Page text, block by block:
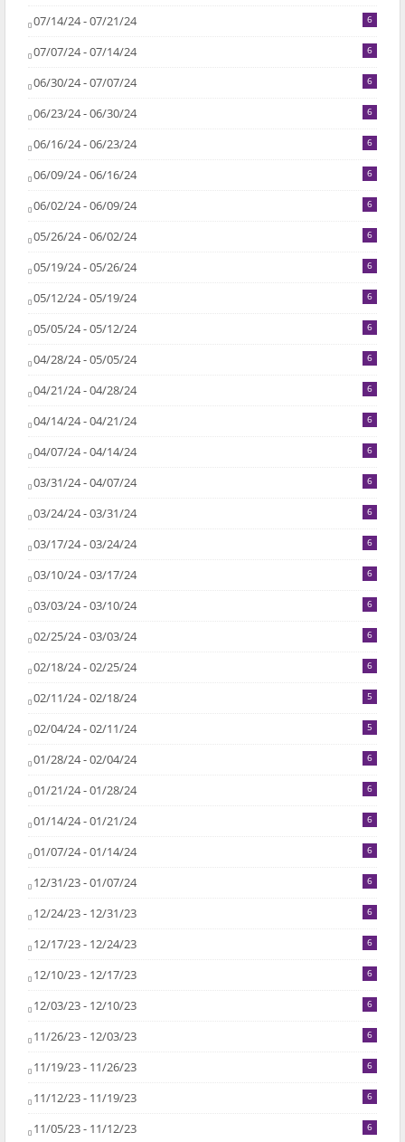
07/14/24 - 07/21/24 6
07/07/24 - 07/14/24 6
06/30/24 - 07/07/24 6
06/23/24 - 06/30/24 6
06/16/24 - 06/23/24 6
06/09/24 - 06/16/24 6
06/02/24 - 06/09/24 6
05/26/24 - 06/02/24 6
05/19/24 - 05/26/24 6
05/12/24 - 05/19/24 6
05/05/24 - 05/12/24 6
04/28/24 - 05/05/24 6
04/21/24 - 04/28/24 6
04/14/24 - 04/21/24 6
04/07/24 - 04/14/24 6
03/31/24 - 04/07/24 6
03/24/24 - 03/31/24 6
03/17/24 - 03/24/24 6
03/10/24 - 03/17/24 6
03/03/24 - 03/10/24 6
02/25/24 - 03/03/24 6
02/18/24 - 02/25/24 6
02/11/24 - 02/18/24 5
02/04/24 - 02/11/24 5
01/28/24 - 02/04/24 6
01/21/24 - 01/28/24 6
01/14/24 - 01/21/24 6
01/07/24 - 01/14/24 6
12/31/23 - 01/07/24 6
12/24/23 - 12/31/23 6
12/17/23 - 12/24/23 6
12/10/23 - 12/17/23 6
12/03/23 - 12/10/23 6
11/26/23 - 12/03/23 6
11/19/23 - 11/26/23 6
11/12/23 - 11/19/23 6
11/05/23 - 11/12/23 6